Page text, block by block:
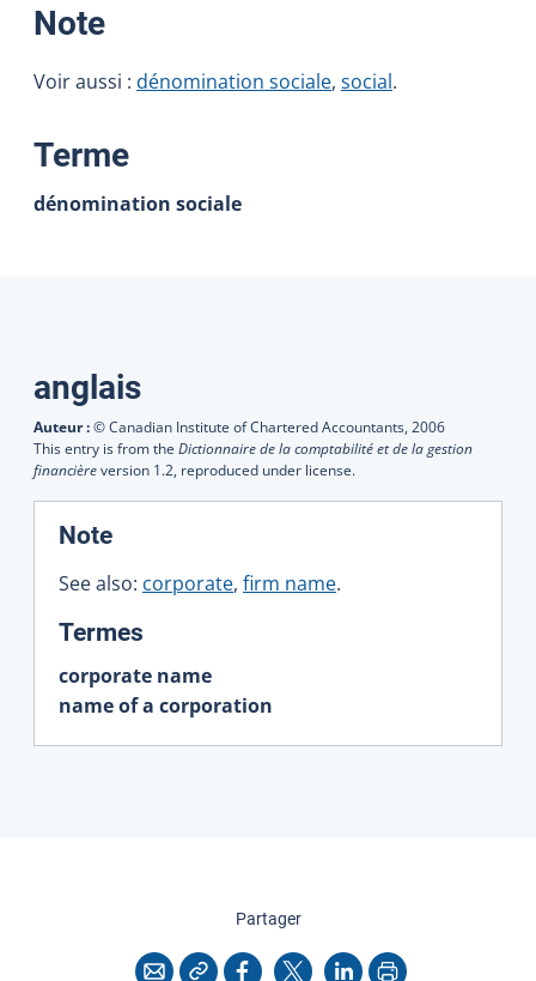
Note:
Voir aussi : dénomination sociale, social.
Terme:
dénomination sociale
Traductions
anglais
Auteur :© Canadian Institute of Chartered Accountants, 2006
This entry is from the Dictionnaire de la comptabilité et de la gestion
financièreversion 1.2, reproduced under license.
Note:
See also: corporate, firm name.
Termes
corporate name
name of a corporation
Partagercette page
CourrielCopier l'adresse
Facebook
X LinkedInImprimer